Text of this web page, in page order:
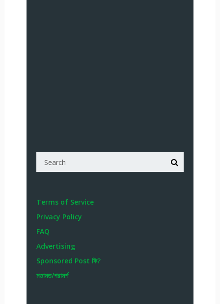
Terms of Service
Privacy Policy
FAQ
Advertising
Sponsored Post কি?
মতামত/পরামর্শ